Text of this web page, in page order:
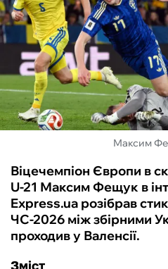
ФУТЗАЛ
ІНШІ
БУКМЕКЕРИ
Максим
Віцечемпіон Європи в
U-21 Максим Фещук в
Express.ua розібрав
ЧС-2026 між збірними
проходив у Валенсії.
Зміст